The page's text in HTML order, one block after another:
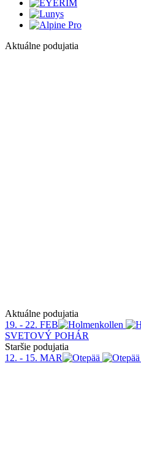
Aktuálne podujatia
Aktuálne podujatia
19. - 22. FEB
SVETOVÝ POHÁR
Staršie podujatia
12. - 15. MAR